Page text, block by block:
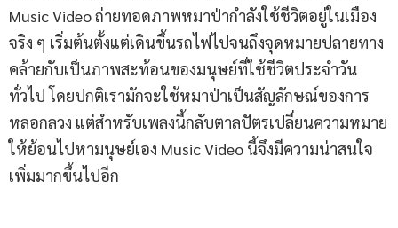
Music Video ถ่ายทอดภาพหมาป่ากำลังใช้ชีวิตอยู่ในเมือง
จริง ๆ เริ่มต้นตั้งแต่เดินขึ้นรถไฟไปจนถึงจุดหมายปลายทาง
คล้ายกับเป็นภาพสะท้อนของมนุษย์ที่ใช้ชีวิตประจำวัน
ทั่วไป โดยปกติเรามักจะใช้หมาป่าเป็นสัญลักษณ์ของการ
หลอกลวง แต่สำหรับเพลงนี้กลับตาลปัตรเปลี่ยนความหมาย
ให้ย้อนไปหามนุษย์เอง Music Video นี้จึงมีความน่าสนใจ
เพิ่มมากขึ้นไปอีก